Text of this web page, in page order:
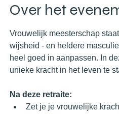
Over het
Vrouwelijk meesterschap
wijsheid - en heldere
heel goed in aanpassen. In
unieke kracht in het leven te
Na deze retraite:
Zet je je vrouwelijke